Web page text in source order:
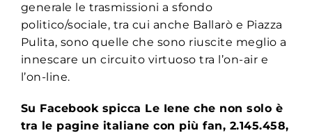
generale le trasmissioni a sfondo
politico/sociale, tra cui anche Ballarò e Piazza
Pulita, sono quelle che sono riuscite meglio a
innescare un circuito virtuoso tra l’on-air e
l’on-line.
Su Facebook spicca Le Iene che non solo è
tra le pagine italiane con più fan, 2.145.458,